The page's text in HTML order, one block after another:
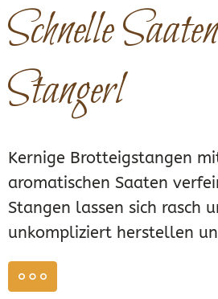
Schnelle
Stangerl
Kernige Brotteigstangen
aromatischen Saaten
Stangen lassen sich rasch
unkompliziert herstellen